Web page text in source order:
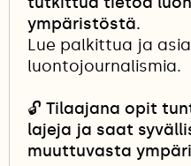
ympäristöstä.
Lue palkittua ja
luontojournalismia.
🔓 Tilaajana opit
lajeja ja saat
muuttuvasta